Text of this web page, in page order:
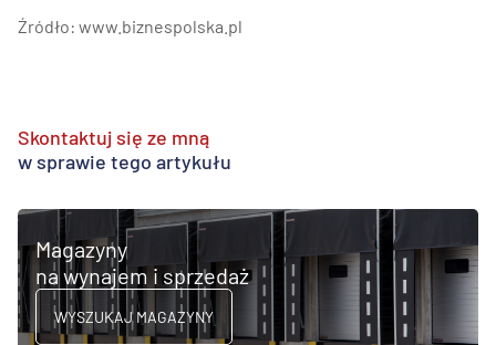
Źródło: www.biznespolska.pl
Skontaktuj się ze mną
w sprawie tego artykułu
Magazyny
na wynajem i sprzedaż
WYSZUKAJ MAGAZYNY